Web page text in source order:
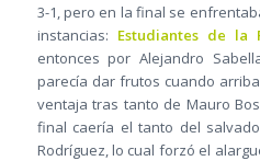
3-1, pero en la final se
instancias: Estudiantes de la
entonces por Alejandro
parecía dar frutos cuando
ventaja tras tanto de Mauro
final caería el tanto del
Rodríguez, lo cual forzó el